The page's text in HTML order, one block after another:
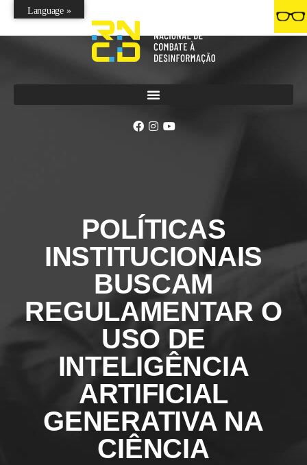
POLÍTICAS
INSTITUCIONAIS
BUSCAM
REGULAMENTAR O
USO DE
INTELIGÊNCIA
ARTIFICIAL
GENERATIVA NA
CIÊNCIA
Language »